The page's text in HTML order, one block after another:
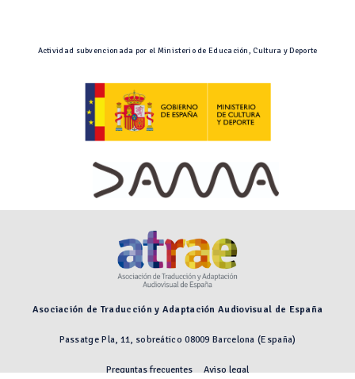
Actividad subvencionada por el Ministerio de Educación, Cultura y Deporte
Asociación de Traducción y Adaptación Audiovisual de España
Passatge Pla, 11, sobreático 08009 Barcelona (España)
Preguntas frecuentes Aviso legal